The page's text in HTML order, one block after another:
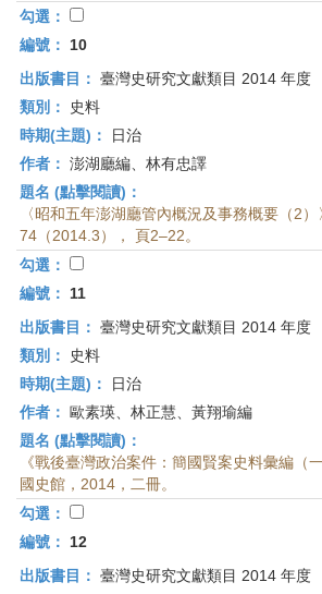
勾選：
編號：
10
出版書目： 臺灣史研究文獻類目 2014 年度
類別：
史料
時期(主題)：
日治
作者： 澎湖廳編、林有忠譯
題名 (點擊閱讀)：
〈昭和五年澎湖廳管內概況及事務概要（2
74（2014.3）， 頁2–22。
勾選：
編號：
11
出版書目： 臺灣史研究文獻類目 2014 年度
類別：
史料
時期(主題)：
日治
作者： 歐素瑛、林正慧、黃翔瑜編
題名 (點擊閱讀)：
《戰後臺灣政治案件：簡國賢案史料彙編（
國史館，2014，二冊。
勾選：
編號：
12
出版書目： 臺灣史研究文獻類目 2014 年度